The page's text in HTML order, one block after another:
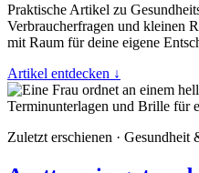
Praktische Artikel zu
Verbraucherfragen und kleinen
mit Raum für deine eigene
Artikel entdecken ↓
Zuletzt erschienen · Gesundheit